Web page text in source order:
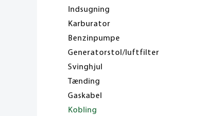
Indsugning
Karburator
Benzinpumpe
Generatorstol/luftfilter
Svinghjul
Tænding
Gaskabel
Kobling